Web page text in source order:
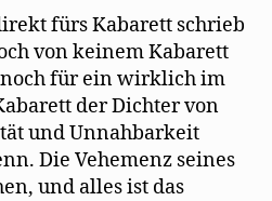
fürs Kabarett schrieb
von keinem Kabarett
für ein wirklich im
der Dichter von
und Unnahbarkeit
Die Vehemenz seines
und alles ist das